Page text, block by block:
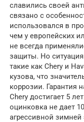
славились своей
связано с
использовался в
чем у европейских
не всегда
защиты. Но
такие как Chery и
кузова, что
коррозии. Гарантия
Chery достигает 5
оцинковка не дает
агрессивной зимней